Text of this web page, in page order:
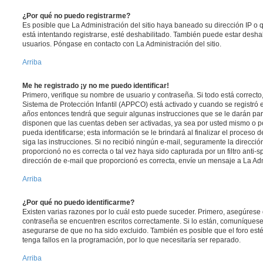
¿Por qué no puedo registrarme?
Es posible que La Administración del sitio haya baneado su dirección IP o
está intentando registrarse, esté deshabilitado. También puede estar
usuarios. Póngase en contacto con La Administración del sitio.
Arriba
Me he registrado ¡y no me puedo identificar!
Primero, verifique su nombre de usuario y contraseña. Si todo está
Sistema de Protección Infantil (APPCO) está activado y cuando se
años entonces tendrá que seguir algunas instrucciones que se le darán
disponen que las cuentas deben ser activadas, ya sea por usted mismo o
pueda identificarse; esta información se le brindará al finalizar el proceso
siga las instrucciones. Si no recibió ningún e-mail, seguramente la
proporcionó no es correcta o tal vez haya sido capturada por un filtro anti-
dirección de e-mail que proporcionó es correcta, envíe un mensaje a La
Arriba
¿Por qué no puedo identificarme?
Existen varias razones por lo cuál esto puede suceder. Primero,
contraseña se encuentren escritos correctamente. Si lo están,
asegurarse de que no ha sido excluido. También es posible que el foro
tenga fallos en la programación, por lo que necesitaría ser reparado.
Arriba